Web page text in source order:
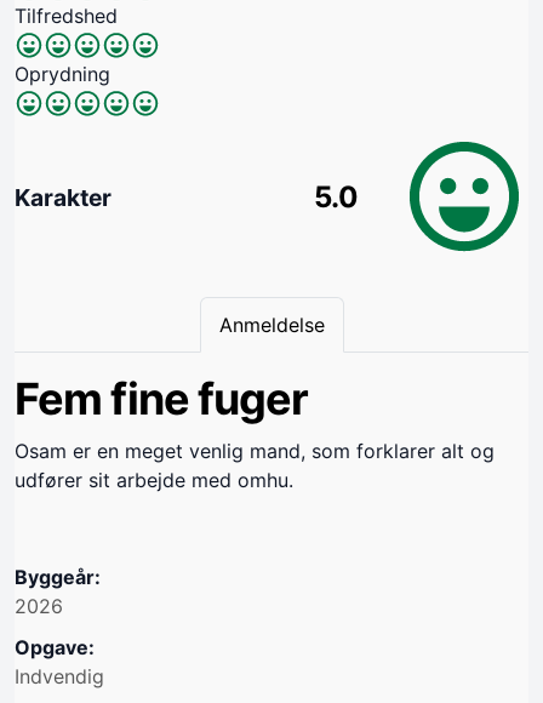
Tilfredshed
Oprydning
Karakter 5.0
Anmeldelse
Fem fine fuger
Osam er en meget venlig mand, som forklarer alt og
udfører sit arbejde med omhu.
Byggeår:
2026
Opgave:
Indvendig